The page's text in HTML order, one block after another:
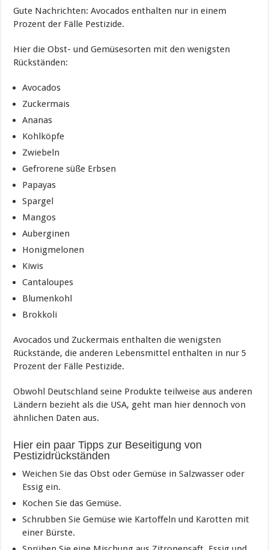
Gute Nachrichten: Avocados enthalten nur in einem
Prozent der Fälle Pestizide.
Hier die Obst- und Gemüsesorten mit den wenigsten
Rückständen:
Avocados
Zuckermais
Ananas
Kohlköpfe
Zwiebeln
Gefrorene süße Erbsen
Papayas
Spargel
Mangos
Auberginen
Honigmelonen
Kiwis
Cantaloupes
Blumenkohl
Brokkoli
Avocados und Zuckermais enthalten die wenigsten
Rückstände, die anderen Lebensmittel enthalten in nur 5
Prozent der Fälle Pestizide.
Obwohl Deutschland seine Produkte teilweise aus anderen
Ländern bezieht als die USA, geht man hier dennoch von
ähnlichen Daten aus.
Hier ein paar Tipps zur Beseitigung von
Pestizidrückständen
Weichen Sie das Obst oder Gemüse in Salzwasser oder
Essig ein.
Kochen Sie das Gemüse.
Schrubben Sie Gemüse wie Kartoffeln und Karotten mit
einer Bürste.